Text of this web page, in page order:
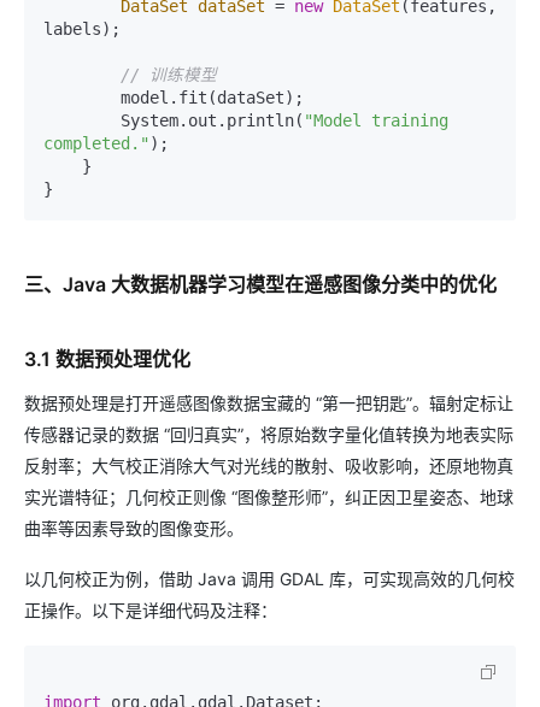
DataSet dataSet = new DataSet (features,
labels);
// 训练模型
        System.out.println(
"Model training
completed." );
三、Java 大数据机器学习模型在遥感图像分类中的优化
3.1 数据预处理优化
数据预处理是打开遥感图像数据宝藏的 “第一把钥匙”。辐射定标让
传感器记录的数据 “回归真实”，将原始数字量化值转换为地表实际
反射率；大气校正消除大气对光线的散射、吸收影响，还原地物真
实光谱特征；几何校正则像 “图像整形师”，纠正因卫星姿态、地球
曲率等因素导致的图像变形。
以几何校正为例，借助 Java 调用 GDAL 库，可实现高效的几何校
正操作。以下是详细代码及注释：
import